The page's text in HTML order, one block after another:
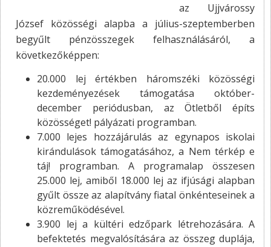
az Ujjvárossy
József közösségi alapba a július-szeptemberben
begyűlt pénzösszegek felhasználásáról, a
következőképpen:
20.000 lej értékben háromszéki közösségi
kezdeményezések támogatása október-
december periódusban, az Ötletből építs
közösséget! pályázati programban.
7.000 lejes hozzájárulás az egynapos iskolai
kirándulások támogatásához, a Nem térkép e
táj! programban. A programalap összesen
25.000 lej, amiből 18.000 lej az ifjúsági alapban
gyűlt össze az alapítvány fiatal önkénteseinek a
közreműködésével.
3.900 lej a kültéri edzőpark létrehozására. A
befektetés megvalósítására az összeg duplája,